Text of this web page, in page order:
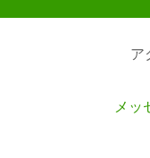
メッ
ア